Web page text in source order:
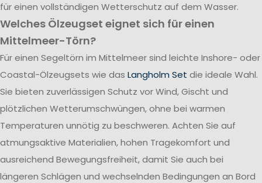
für einen vollständigen Wetterschutz auf dem Wasser.
Welches Ölzeugset eignet sich für einen
Mittelmeer-Törn?
Für einen Segeltörn im Mittelmeer sind leichte Inshore- oder
Coastal-Ölzeugsets wie das Langholm Set die ideale Wahl.
Sie bieten zuverlässigen Schutz vor Wind, Gischt und
plötzlichen Wetterumschwüngen, ohne bei warmen
Temperaturen unnötig zu beschweren. Achten Sie auf
atmungsaktive Materialien, hohen Tragekomfort und
ausreichend Bewegungsfreiheit, damit Sie auch bei
längeren Schlägen und wechselnden Bedingungen an Bord